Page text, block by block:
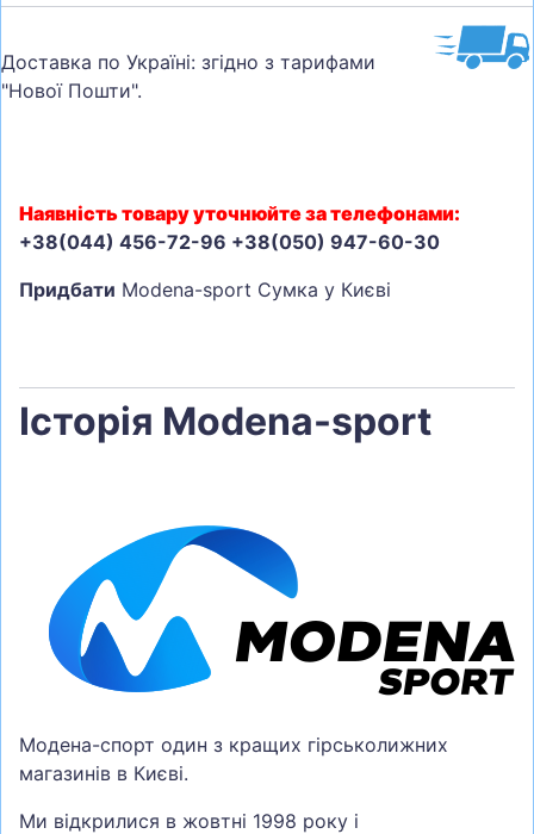
Доставка по Україні: згідно з тарифами
"Нової Пошти".
Наявність товару уточнюйте за телефонами:
+38(044) 456-72-96 +38(050) 947-60-30
Придбати Modena-sport Сумка у Києві
Історія Modena-sport
Модена-спорт один з кращих гірськолижних
магазинів в Києві.
Ми відкрилися в жовтні 1998 року і